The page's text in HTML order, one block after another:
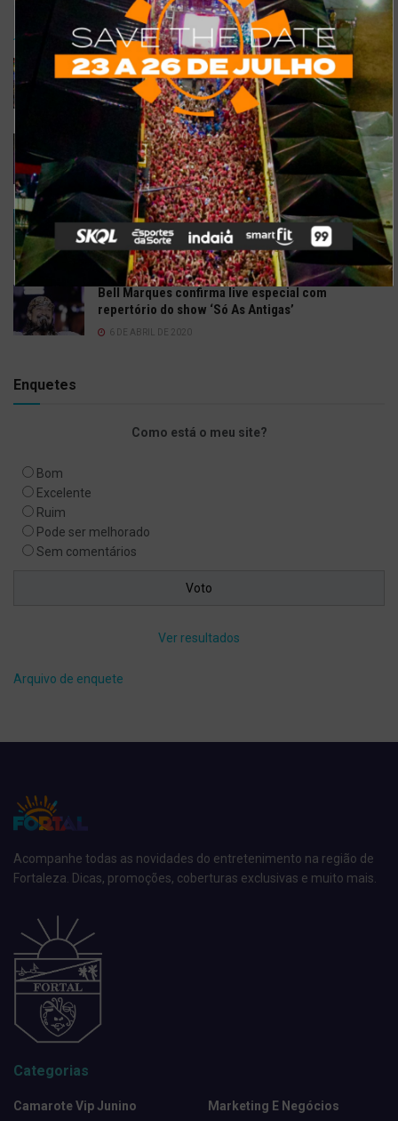
COMMENTS RECENTES
Confira a programação completa do São João de
Maracanaú 2022
19 DE JULHO DE 2022
Confira 5 restaurantes temáticos em Fortaleza
para visitar neste feriado
6 DE SETEMBRO DE 2021
Gusttavo Lima inicia venda de ingressos para
festival em navio luxuoso; saiba mais
9 DE JULHO DE 2021
Bell Marques confirma live especial com
repertório do show ‘Só As Antigas’
6 DE ABRIL DE 2020
Enquetes
Como está o meu site?
Bom
Excelente
Ruim
Pode ser melhorado
Sem comentários
Ver resultados
Arquivo de enquete
Acompanhe todas as novidades do entretenimento na região de
Fortaleza. Dicas, promoções, coberturas exclusivas e muito mais.
Categorias
Camarote Vip Junino
Marketing E Negócios